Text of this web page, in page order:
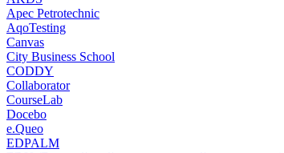
Apec Petrotechnic
AqoTesting
Canvas
City Business School
CODDY
Collaborator
CourseLab
Docebo
e.Queo
EDPALM